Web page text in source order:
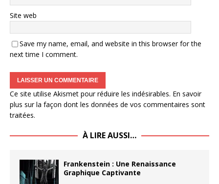
Site web
Save my name, email, and website in this browser for the
next time I comment.
Ce site utilise Akismet pour réduire les indésirables. En savoir
plus sur la façon dont les données de vos commentaires sont
traitées.
À LIRE AUSSI…
Frankenstein : Une Renaissance
Graphique Captivante